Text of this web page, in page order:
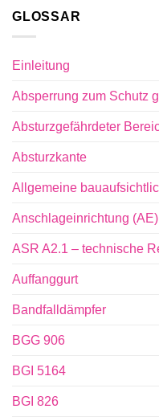
GLOSSAR
Einleitung
Absperrung zum Schutz
Absturzgefährdeter
Absturzkante
Allgemeine
Anschlageinrichtung (AE)
ASR A2.1 – technische
Auffanggurt
Bandfalldämpfer
BGG 906
BGI 5164
BGI 826